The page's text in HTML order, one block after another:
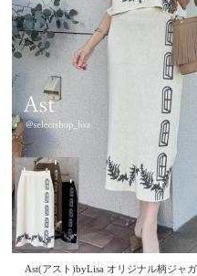
Ast(アスト)byLisa オリジナル柄ジャガ